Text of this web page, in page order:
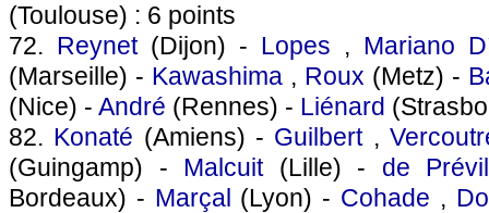
(Toulouse) : 6 points
72. Reynet(Dijon) - Lopes , Mariano
(Marseille) - Kawashima , Roux (Metz) -
(Nice) - André (Rennes) - Liénard
82. Konaté (Amiens) - Guilbert,
(Guingamp) - Malcuit(Lille) - de
Bordeaux) - Marçal (Lyon) - Cohade ,